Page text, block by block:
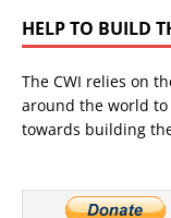
HELP TO BUILD
The CWI relies on
around the world
towards building